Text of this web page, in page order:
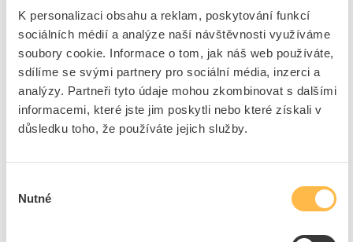
K personalizaci obsahu a reklam, poskytování funkcí
sociálních médií a analýze naší návštěvnosti využíváme
soubory cookie. Informace o tom, jak náš web používáte,
sdílíme se svými partnery pro sociální média, inzerci a
analýzy. Partneři tyto údaje mohou zkombinovat s dalšími
informacemi, které jste jim poskytli nebo které získali v
důsledku toho, že používáte jejich služby.
souhlasu
Nutné
Přidat k porovnání
9 ks
PROTEC Kufr PLBOXX374S systémový
1 382,62 Kč/ks